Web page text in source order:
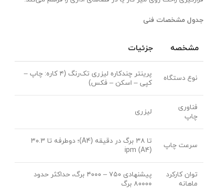
جدول مشخصات فنی
مشخصه جزئیات
نوع دستگاه
پرینتر چندکاره لیزری تک‌رنگ (۴ کاره: چاپ –
کپی – اسکن – فکس)
فناوری
چاپ
لیزری
سرعت چاپ
تا ۳۸ برگ در دقیقه (A4)؛ دوطرفه تا ۳۰.۳
ipm (A4)
توان کارکرد
ماهانه
پیشنهادی ۷۵۰ – ۴۰۰۰ برگ، حداکثر حدود
۸۰۰۰۰ برگ